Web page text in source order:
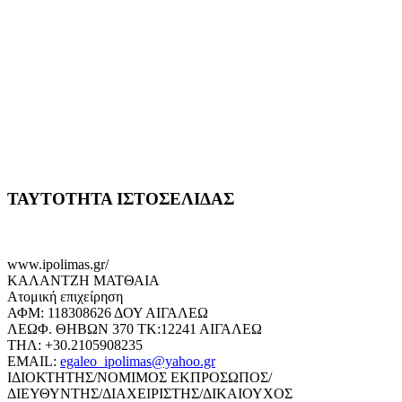
ΤΑΥΤΟΤΗΤΑ ΙΣΤΟΣΕΛΙΔΑΣ
www.ipolimas.gr/
ΚΑΛΑΝΤΖΗ ΜΑΤΘΑΙΑ
Ατομική επιχείρηση
ΑΦΜ: 118308626 ΔΟΥ ΑΙΓΑΛΕΩ
ΛΕΩΦ. ΘΗΒΩΝ 370 ΤΚ:12241 ΑΙΓΑΛΕΩ
ΤΗΛ: +30.2105908235
EMAIL: egaleo_ipolimas@yahoo.gr
ΙΔΙΟΚΤΗΤΗΣ/ΝΟΜΙΜΟΣ ΕΚΠΡΟΣΩΠΟΣ/
ΔΙΕΥΘΥΝΤΗΣ/ΔΙΑΧΕΙΡΙΣΤΗΣ/ΔΙΚΑΙΟΥΧΟΣ